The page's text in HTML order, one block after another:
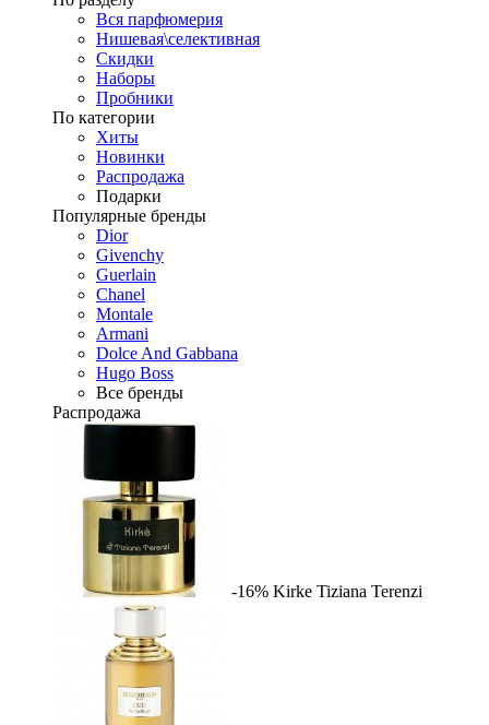
Вся парфюмерия
Нишевая\селективная
Скидки
Наборы
Пробники
По категории
Хиты
Новинки
Распродажа
Подарки
Популярные бренды
Dior
Givenchy
Guerlain
Chanel
Montale
Armani
Dolce And Gabbana
Hugo Boss
Все бренды
Распродажа
-16% Kirke Tiziana Terenzi